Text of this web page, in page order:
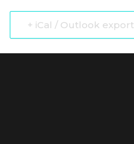
+ iCal / Outlook export